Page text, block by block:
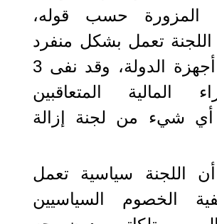
المزورة حسب قوله،
تعمل بشكل منفرد
بعيدا عن أجهزة الدولة، وقد نفى 3
المالية المتعاقبين
أي شيء من لجنة إزالة
اللجنة سياسية تعمل
الخصوم السياسيين